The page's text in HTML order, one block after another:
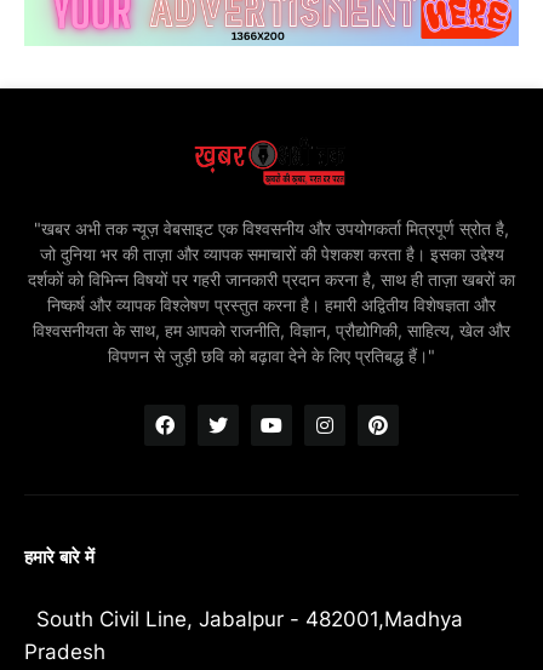
"खबर अभी तक न्यूज़ वेबसाइट एक विश्वसनीय और उपयोगकर्ता मित्रपूर्ण स्रोत है,
जो दुनिया भर की ताज़ा और व्यापक समाचारों की पेशकश करता है। इसका उद्देश्य
दर्शकों को विभिन्न विषयों पर गहरी जानकारी प्रदान करना है, साथ ही ताज़ा खबरों का
निष्कर्ष और व्यापक विश्लेषण प्रस्तुत करना है। हमारी अद्वितीय विशेषज्ञता और
विश्वसनीयता के साथ, हम आपको राजनीति, विज्ञान, प्रौद्योगिकी, साहित्य, खेल और
विपणन से जुड़ी छवि को बढ़ावा देने के लिए प्रतिबद्ध हैं।"
हमारे बारे में
South Civil Line, Jabalpur - 482001,Madhya
Pradesh